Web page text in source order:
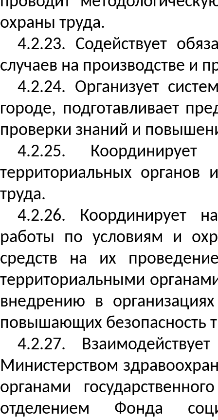
охраны труда.
4.2.23. Содействует
случаев на производстве и
4.2.24. Организует
городе, подготавливает
проверки знаний и
4.2.25. Координирует
территориальных органов
труда.
4.2.26. Координирует
работы по условиям и
средств на их
территориальными
внедрению в
повышающих безопасность
4.2.27.
Министерством
органами
отделением Фонда